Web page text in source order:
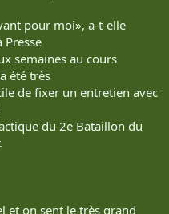
pour moi», a-t-elle
Presse
semaines au cours
été très
de fixer un entretien avec
du 2e Bataillon du
et on sent le très grand